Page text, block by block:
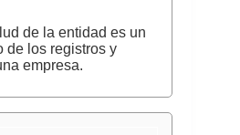
de la entidad es un
de los registros y
empresa.